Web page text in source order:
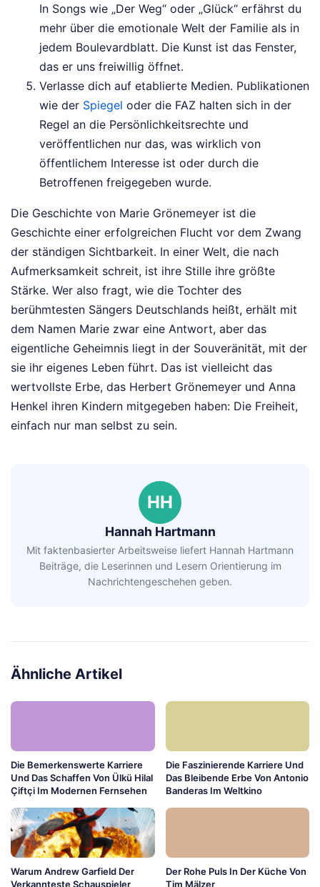
In Songs wie „Der Weg“ oder „Glück“ erfährst du
mehr über die emotionale Welt der Familie als in
jedem Boulevardblatt. Die Kunst ist das Fenster,
das er uns freiwillig öffnet.
Verlasse dich auf etablierte Medien. Publikationen
wie der Spiegel oder die FAZ halten sich in der
Regel an die Persönlichkeitsrechte und
veröffentlichen nur das, was wirklich von
öffentlichem Interesse ist oder durch die
Betroffenen freigegeben wurde.
Die Geschichte von Marie Grönemeyer ist die
Geschichte einer erfolgreichen Flucht vor dem Zwang
der ständigen Sichtbarkeit. In einer Welt, die nach
Aufmerksamkeit schreit, ist ihre Stille ihre größte
Stärke. Wer also fragt, wie die Tochter des
berühmtesten Sängers Deutschlands heißt, erhält mit
dem Namen Marie zwar eine Antwort, aber das
eigentliche Geheimnis liegt in der Souveränität, mit der
sie ihr eigenes Leben führt. Das ist vielleicht das
wertvollste Erbe, das Herbert Grönemeyer und Anna
Henkel ihren Kindern mitgegeben haben: Die Freiheit,
einfach nur man selbst zu sein.
HH
Hannah Hartmann
Mit faktenbasierter Arbeitsweise liefert Hannah Hartmann
Beiträge, die Leserinnen und Lesern Orientierung im
Nachrichtengeschehen geben.
Ähnliche Artikel
Die Bemerkenswerte Karriere
Und Das Schaffen Von Ülkü Hilal
Çiftçi Im Modernen Fernsehen
Die Faszinierende Karriere Und
Das Bleibende Erbe Von Antonio
Banderas Im Weltkino
Warum Andrew Garfield Der
Verkannteste Schauspieler
Der Rohe Puls In Der Küche Von
Tim Mälzer